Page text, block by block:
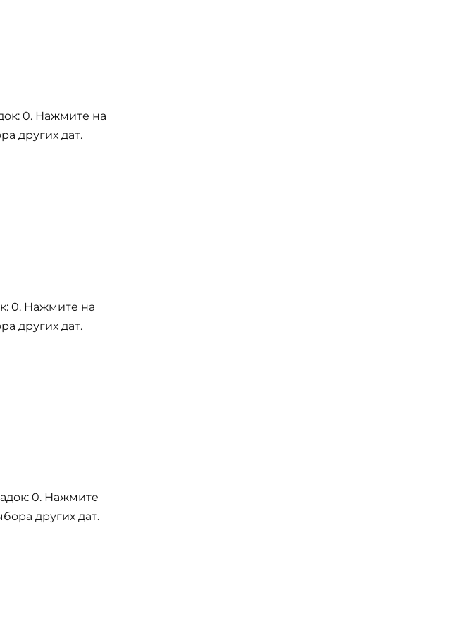
0. Нажмите на
других дат.
0. Нажмите на
других дат.
0. Нажмите
других дат.